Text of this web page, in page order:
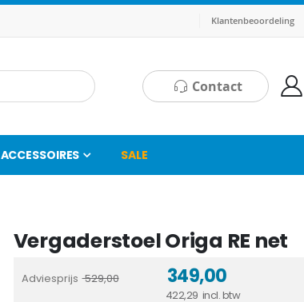
Klantenbeoordeling
Contact
ACCESSOIRES SALE
Vergaderstoel Origa RE net
Adviesprijs 529,00
422,29
349,00